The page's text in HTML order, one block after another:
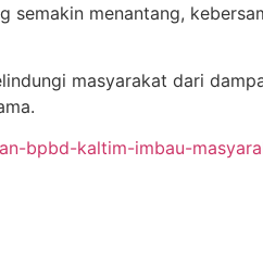
menantang,
masyarakat dari
bpbd-kaltim-imbau-